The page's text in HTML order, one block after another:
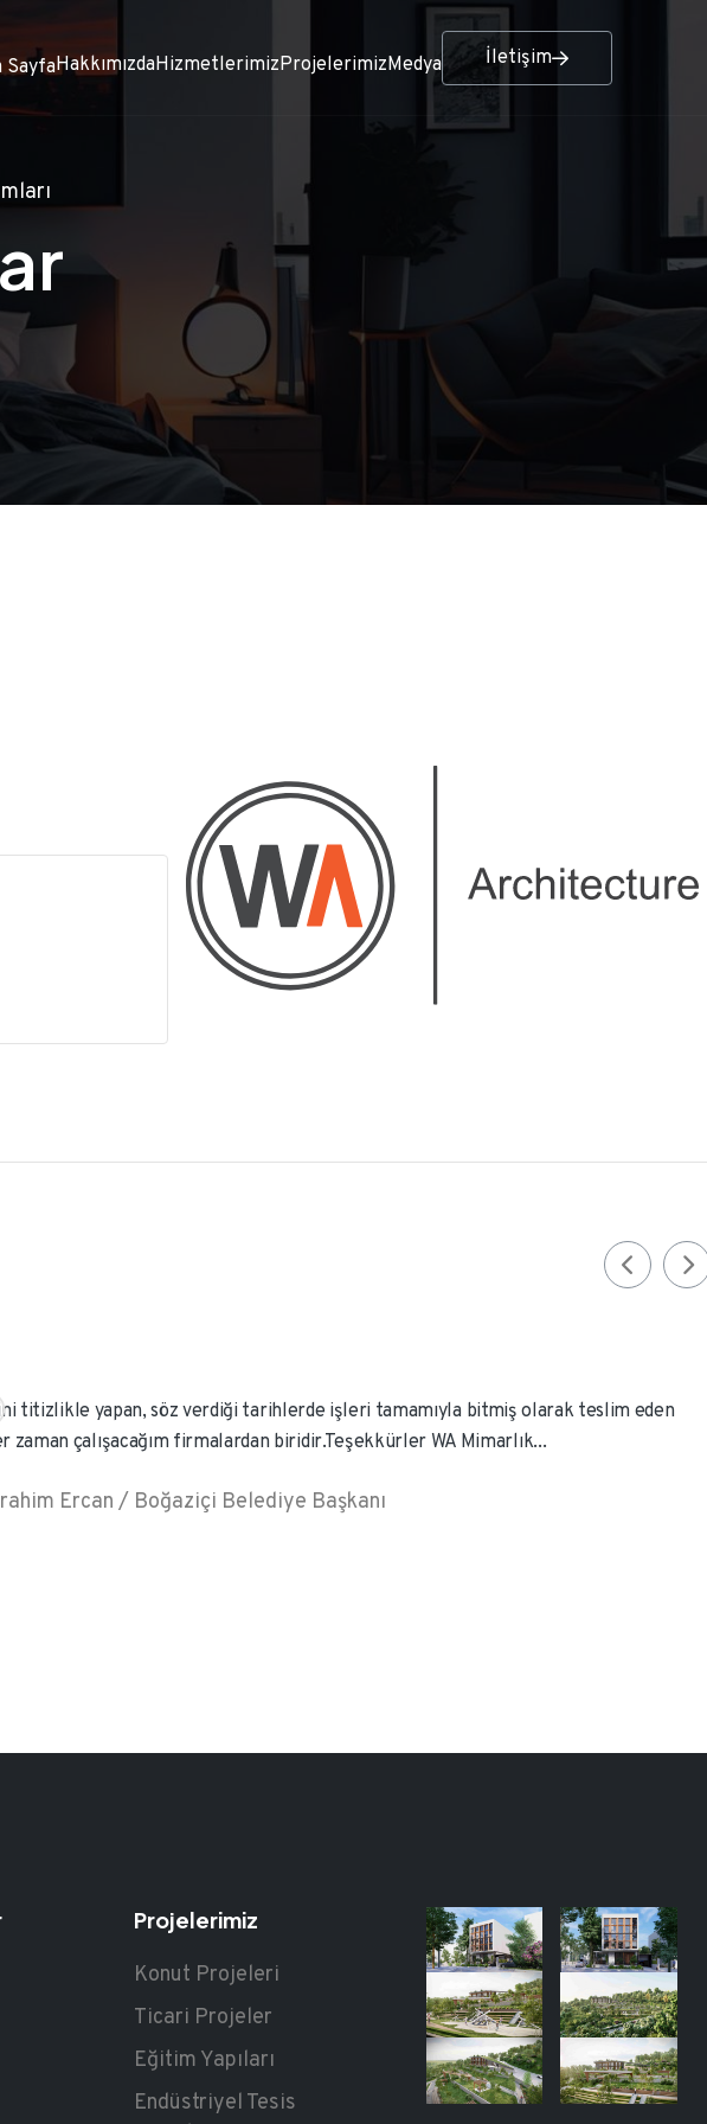
SayfaHakkımızdaHizmetlerimizProjelerimizMedya İletişim
titizlikle yapan, söz verdiği tarihlerde işleri tamamıyla bitmiş olarak teslim eden
zaman çalışacağım firmalardan biridir.Teşekkürler WA Mimarlık...
Ercan / Boğaziçi Belediye Başkanı
Projelerimiz
Konut Projeleri
Ticari Projeler
Eğitim Yapıları
Endüstriyel Tesis